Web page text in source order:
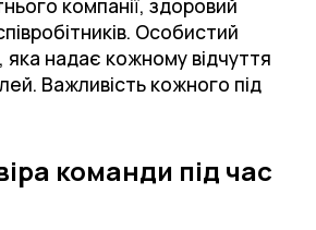
компанії, здоровий
Особистий
надає кожному відчуття
Важливість кожного під
команди під час